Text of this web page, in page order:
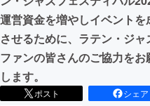
まちづくり・地域
CAMPFIRE for Social
CAMPFIREふるさと
運営資金を増やしイベントを
させるために、ラテン・ジャ
ファンの皆さんのご協力をお
します。
ポスト
シェア